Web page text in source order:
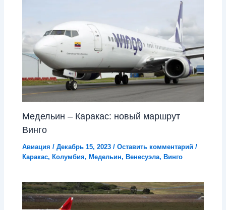
Медельин – Каракас: новый маршрут
Винго
Авиация /Декабрь 15, 2023/Оставить комментарий /
Каракас, Колумбия, Медельин, Венесуэла, Винго